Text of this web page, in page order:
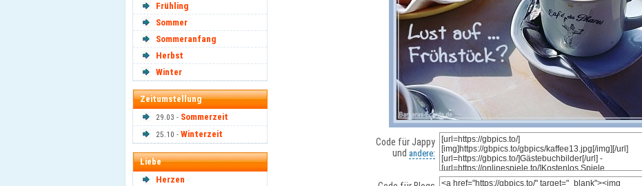
Frühling
Sommer
Sommeranfang
Herbst
Winter
Zeitumstellung
29.03 - Sommerzeit
25.10 - Winterzeit
Liebe
Herzen
Code für Jappy
und andere: